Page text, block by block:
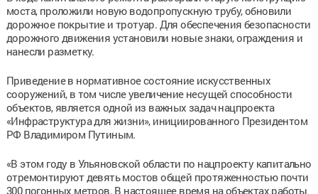
моста, проложили новую водопропускную трубу, обновили
дорожное покрытие и тротуар. Для обеспечения безопасности
дорожного движения установили новые знаки, ограждения и
нанесли разметку.
Приведение в нормативное состояние искусственных
сооружений, в том числе увеличение несущей способности
объектов, является одной из важных задач нацпроекта
«Инфраструктура для жизни», инициированного Президентом
РФ Владимиром Путиным.
«В этом году в Ульяновской области по нацпроекту капитально
отремонтируют девять мостов общей протяженностью почти
300 погонных метров. В настоящее время на объектах работы